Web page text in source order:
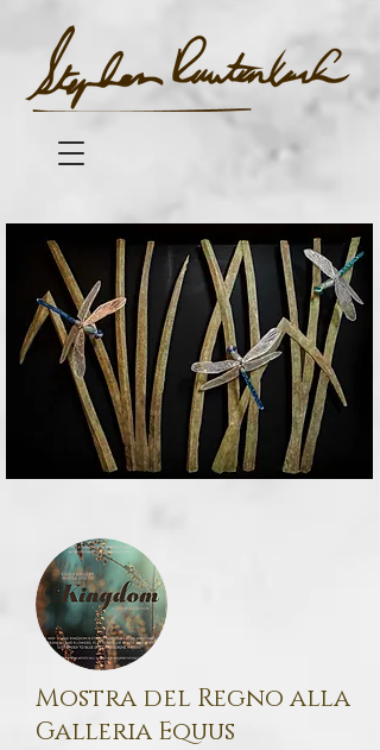
Mostra del Regno alla
Galleria Equus